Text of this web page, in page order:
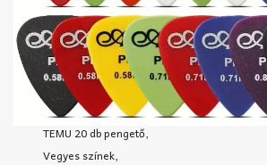
TEMU 20 db pengető,
Vegyes színek,